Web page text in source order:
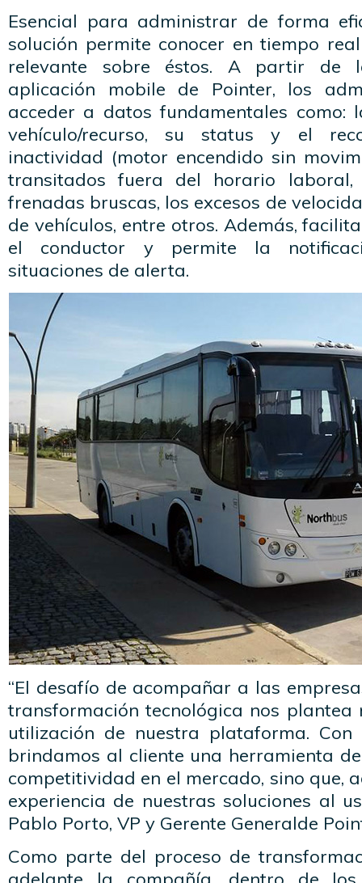
Esencial para administrar de forma
solución permite conocer en tiempo
relevante sobre éstos. A partir de
aplicación mobile de Pointer, los
acceder a datos fundamentales como:
vehículo/recurso, su status y el
inactividad (motor encendido sin
transitados fuera del horario laboral,
frenadas bruscas, los excesos de
de vehículos, entre otros. Además,
el conductor y permite la
situaciones de alerta.
“El desafío de acompañar a las
transformación tecnológica nos plantea
utilización de nuestra plataforma.
brindamos al cliente una herramienta
competitividad en el mercado, sino que,
experiencia de nuestras soluciones al
Pablo Porto, VP y Gerente Generalde
Como parte del proceso de